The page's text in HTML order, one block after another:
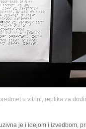
u vitrini, replika za
je i idejom i izvedbom,